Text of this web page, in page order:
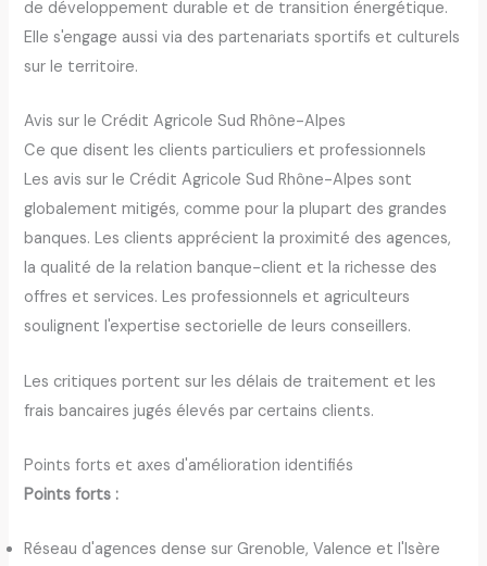
de développement durable et de transition énergétique.
Elle s'engage aussi via des partenariats sportifs et culturels
sur le territoire.
Avis sur le Crédit Agricole Sud Rhône-Alpes
Ce que disent les clients particuliers et professionnels
Les avis sur le Crédit Agricole Sud Rhône-Alpes sont
globalement mitigés, comme pour la plupart des grandes
banques. Les clients apprécient la proximité des agences,
la qualité de la relation banque-client et la richesse des
offres et services. Les professionnels et agriculteurs
soulignent l'expertise sectorielle de leurs conseillers.
Les critiques portent sur les délais de traitement et les
frais bancaires jugés élevés par certains clients.
Points forts et axes d'amélioration identifiés
Points forts :
Réseau d'agences dense sur Grenoble, Valence et l'Isère